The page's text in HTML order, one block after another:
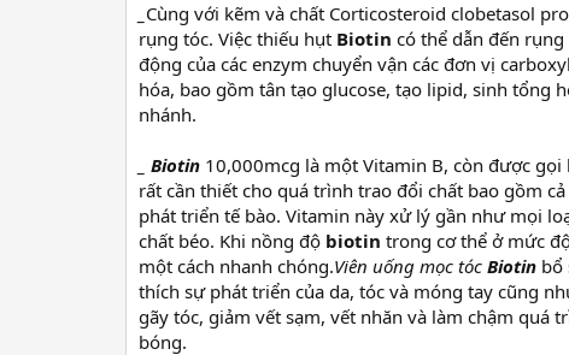
Cùng với kẽm và chất Corticosteroid clobetasol
rụng tóc. Việc thiếu hụt Biotin có thể dẫn đến
động của các enzym chuyển vận các đơn vị
hóa, bao gồm tân tạo glucose, tạo lipid, sinh tổng
nhánh.
Biotin 10,000mcg là một Vitamin B, còn được gọi
rất cần thiết cho quá trình trao đổi chất bao gồm
phát triển tế bào. Vitamin này xử lý gần như mọi
chất béo. Khi nồng độ biotin trong cơ thể ở mức
một cách nhanh chóng.Viên uống mọc tóc Biotin bổ
thích sự phát triển của da, tóc và móng tay cũng
gãy tóc, giảm vết sạm, vết nhăn và làm chậm quá
bóng.